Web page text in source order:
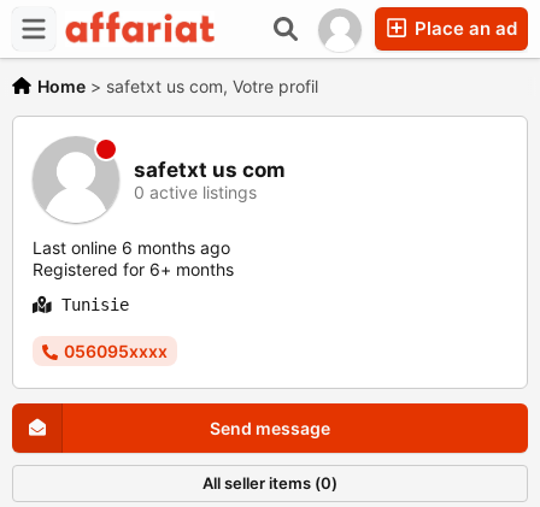
Place an ad
Home > safetxt us com, Votre profil
safetxt us com
0 active listings
Last online 6 months ago
Registered for 6+ months
Tunisie
056095xxxx
Send message
All seller items (0)